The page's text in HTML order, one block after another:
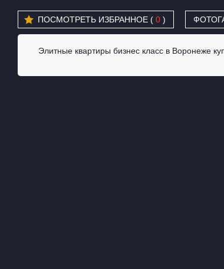
ПОСМОТРЕТЬ ИЗБРАННОЕ ( 0 )
Элитные квартиры бизнес класс в Воронеже